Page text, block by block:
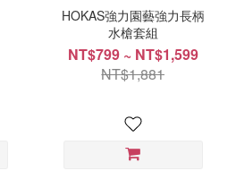
HOKAS強力園藝強力長柄
水槍套組
NT$799 ~ NT$1,599
NT$1,881